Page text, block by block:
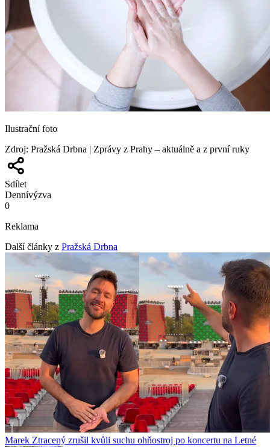
Ilustrační foto
Zdroj: Pražská Drbna | Zprávy z Prahy – aktuálně a z první ruky
Sdílet
Dennívýzva
0
Reklama
Další články z Pražská Drbna
Marek Ztracený zrušil kvůli suchu ohňostroj po koncertu na Letné